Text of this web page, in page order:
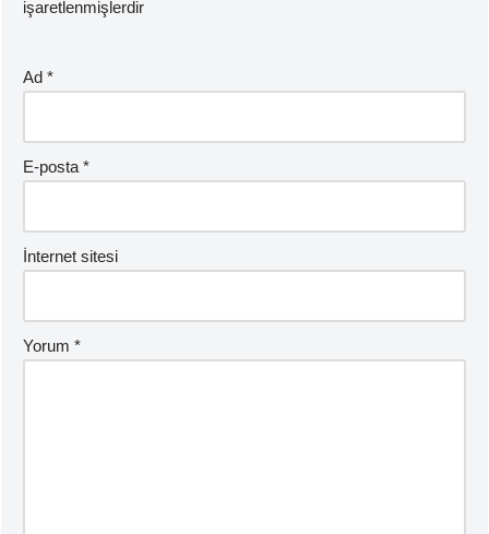
işaretlenmişlerdir
Ad *
E-posta *
İnternet sitesi
Yorum *